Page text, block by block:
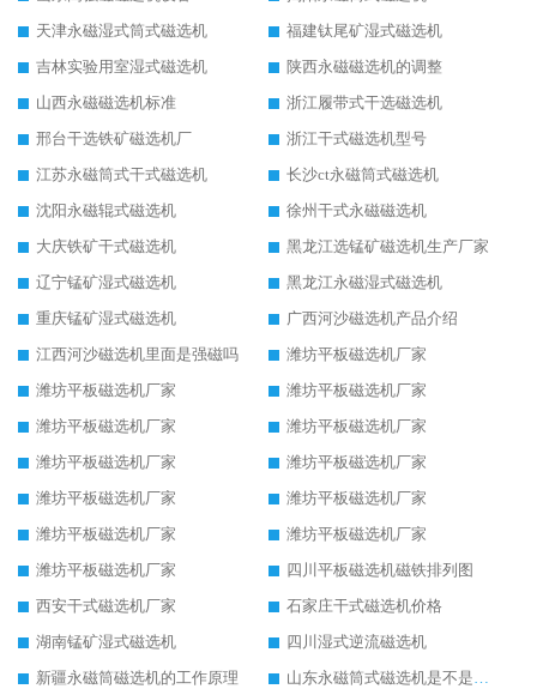
天津永磁湿式筒式磁选机
福建钛尾矿湿式磁选机
吉林实验用室湿式磁选机
陕西永磁磁选机的调整
山西永磁磁选机标准
浙江履带式干选磁选机
邢台干选铁矿磁选机厂
浙江干式磁选机型号
江苏永磁筒式干式磁选机
长沙ct永磁筒式磁选机
沈阳永磁辊式磁选机
徐州干式永磁磁选机
大庆铁矿干式磁选机
黑龙江选锰矿磁选机生产厂家
辽宁锰矿湿式磁选机
黑龙江永磁湿式磁选机
重庆锰矿湿式磁选机
广西河沙磁选机产品介绍
江西河沙磁选机里面是强磁吗
潍坊平板磁选机厂家
潍坊平板磁选机厂家
潍坊平板磁选机厂家
潍坊平板磁选机厂家
潍坊平板磁选机厂家
潍坊平板磁选机厂家
潍坊平板磁选机厂家
潍坊平板磁选机厂家
潍坊平板磁选机厂家
潍坊平板磁选机厂家
潍坊平板磁选机厂家
潍坊平板磁选机厂家
四川平板磁选机磁铁排列图
西安干式磁选机厂家
石家庄干式磁选机价格
湖南锰矿湿式磁选机
四川湿式逆流磁选机
新疆永磁筒磁选机的工作原理
山东永磁筒式磁选机是不是强磁